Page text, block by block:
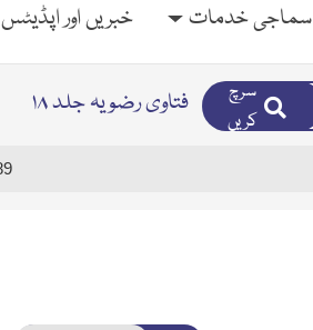
سماجی خدمات خبریں اور اپڈیٹس
فتاوی رضویہ جلد ۱۸
سرچ
کریں